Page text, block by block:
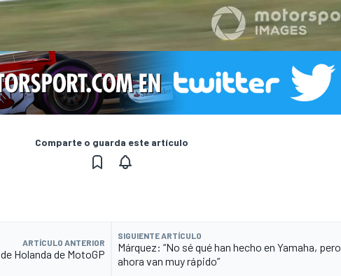
Comparte o guarda este artículo
ARTÍCULO ANTERIOR
Holanda de MotoGP
SIGUIENTE ARTÍCULO
Márquez: “No sé qué han hecho en Yamaha, pero
ahora van muy rápido”